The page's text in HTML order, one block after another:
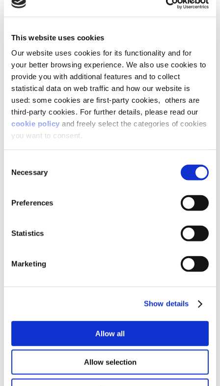
This website uses cookies
Our website uses cookies for its functionality and for
your better browsing experience. We also use cookies to
provide you with additional features and to collect
statistical data on web traffic and how our website is
used: some cookies are first-party cookies, others are
third-party cookies. For further details, please read our
cookie policy and freely select the categories of cookies
you want to consent.
Selection
Necessary
Preferences
Statistics
Marketing
Show details
Allow all
Allow selection
via San Gregorio 12
info@lifeed.io